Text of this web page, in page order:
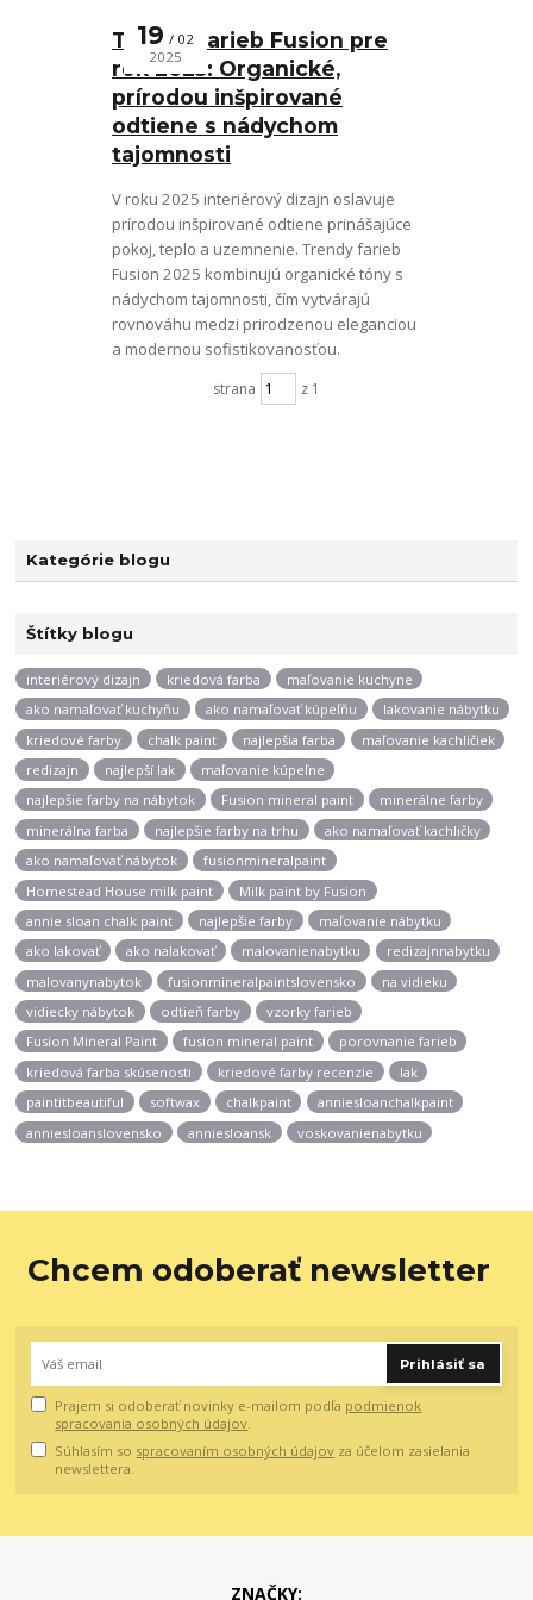
Kategórie blogu
Štítky blogu
interiérový dizajn kriedová farba
maľovanie kuchyne
ako namaľovať kuchyňu
ako namaľovať kúpeľňu
lakovanie nábytku
kriedové farby
chalk paint najlepšia farba
maľovanie kachličiek
redizajn
najlepší lak
maľovanie kúpeľne
najlepšie farby na nábytok
Fusion mineral paint
minerálne farby
minerálna farba
najlepšie farby na trhu
ako namaľovať kachličky
ako namaľovať nábytok
fusionmineralpaint
Homestead House milk paint
Milk paint by Fusion
annie sloan chalk paint
najlepšie farby
maľovanie nábytku
ako lakovať
ako nalakovať malovanienabytku
redizajnnabytku
malovanynabytok
fusionmineralpaintslovensko
na vidieku
vidiecky nábytok
odtieň farby
vzorky farieb
Fusion Mineral Paint
fusion mineral paint
porovnanie farieb
kriedová farba skúsenosti
kriedové farby recenzie
lak
paintitbeautiful
softwax chalkpaint
anniesloanchalkpaint
anniesloanslovensko
anniesloansk voskovanienabytku
Trendy farieb Fusion pre
rok 2025: Organické,
prírodou inšpirované
odtiene s nádychom
tajomnosti
19
02
2025
V roku 2025 interiérový dizajn oslavuje
prírodou inšpirované odtiene prinášajúce
pokoj, teplo a uzemnenie. Trendy farieb
Fusion 2025 kombinujú organické tóny s
nádychom tajomnosti, čím vytvárajú
rovnováhu medzi prirodzenou eleganciou
a modernou sofistikovanosťou.
strana z 1
Chcem odoberať newsletter
Prihlásiť sa
Prajem si odoberať novinky e-mailom podľa podmienok
spracovania osobných údajov
Súhlasím so spracovaním osobných údajov za účelom zasielania
newslettera.
ZNAČKY: